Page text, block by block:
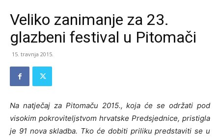
festival
Podravine
Veliko zanimanje za 23.
glazbeni festival u Pitomači
15. travnja 2015.
Na natječaj za Pitomaču 2015., koja će se održati pod
visokim pokroviteljstvom hrvatske Predsjednice, pristigla
je 91 nova skladba. Tko će dobiti priliku predstaviti se u